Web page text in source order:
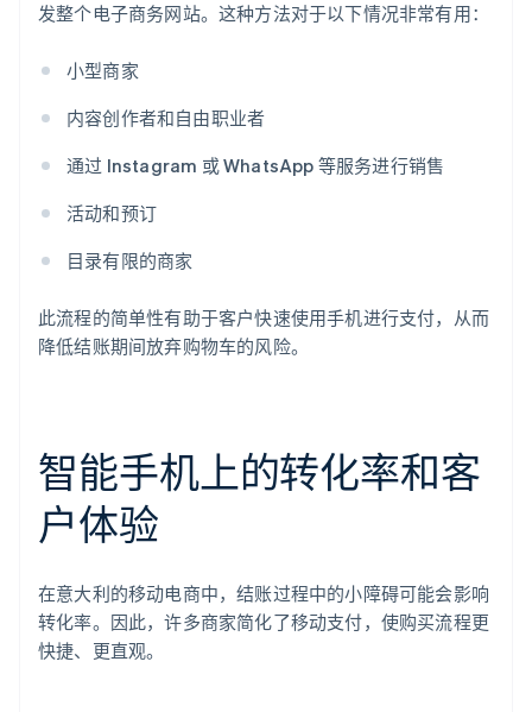
发整个电子商务网站。这种方法对于以下情况非常有用：
小型商家
内容创作者和自由职业者
通过 Instagram 或 WhatsApp 等服务进行销售
活动和预订
目录有限的商家
此流程的简单性有助于客户快速使用手机进行支付，从而
降低结账期间放弃购物车的风险。
智能手机上的转化率和客
户体验
在意大利的移动电商中，结账过程中的小障碍可能会影响
转化率。因此，许多商家简化了移动支付，使购买流程更
快捷、更直观。